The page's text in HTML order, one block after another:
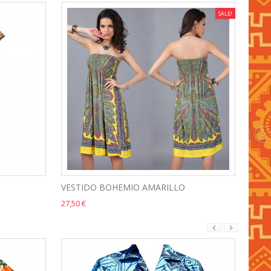
SALE!
VESTIDO BOHEMIO AMARILLO
27,50 €